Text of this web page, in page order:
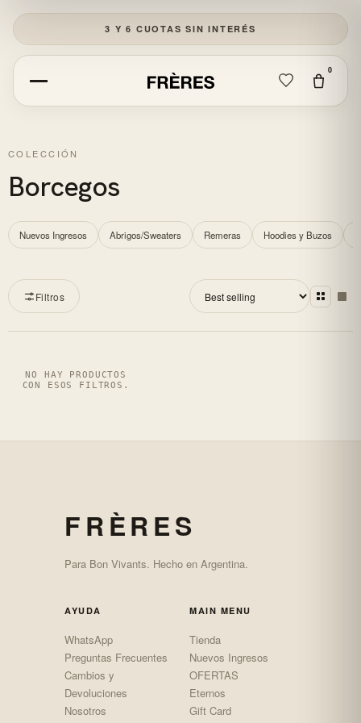
3 Y 6 CUOTAS SIN INTERÉS
0
Empezá a escribir para ver resultados.
COLECCIÓN
Borcegos
Nuevos Ingresos Abrigos/Sweaters Remeras Hoodies y Buzos
Filtros
NO HAY PRODUCTOS
CON ESOS FILTROS.
FRÈRES
Para Bon Vivants. Hecho en Argentina.
AYUDA
WhatsApp
Preguntas Frecuentes
Cambios y
Devoluciones
Nosotros
MAIN MENU
Tienda
Nuevos Ingresos
OFERTAS
Eternos
Gift Card
NUEVOS INGRESOS
CALZADO
CUENTA BUSCAR